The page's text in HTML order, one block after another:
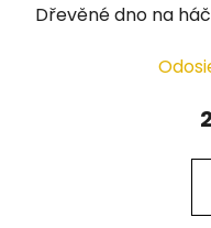
Dřevěné dno na